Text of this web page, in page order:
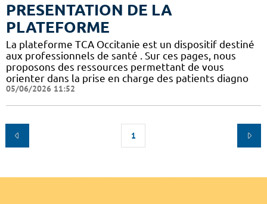
PRESENTATION DE LA
PLATEFORME
La plateforme TCA Occitanie est un dispositif destiné
aux professionnels de santé . Sur ces pages, nous
proposons des ressources permettant de vous
orienter dans la prise en charge des patients diagno
05/06/2026 11:52
1